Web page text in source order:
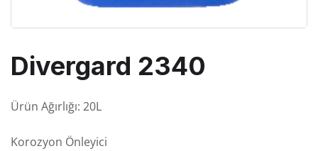
Divergard 2340
Ürün Ağırlığı: 20L
Korozyon Önleyici